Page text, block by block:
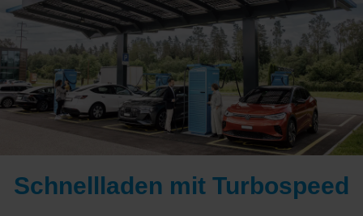
Schnellladen mit Turbospeed